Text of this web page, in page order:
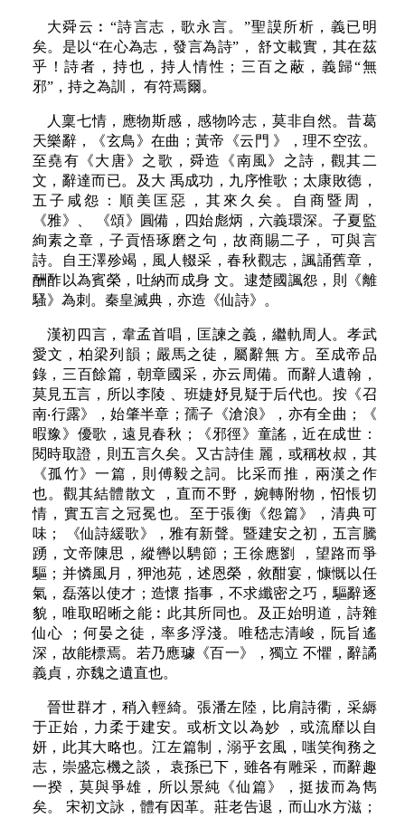
大舜云︰“詩言志，歌永言。”聖謨所析，義已明
矣。是以“在心為志，發言為詩”， 舒文載實，其在茲
乎！詩者，持也，持人情性；三百之蔽，義歸“無
邪”，持之為訓， 有符焉爾。
人稟七情，應物斯感，感物吟志，莫非自然。昔葛
天樂辭，《玄鳥》在曲；黃帝《云門 》，理不空弦。
至堯有《大唐》之歌，舜造《南風》之詩，觀其二
文，辭達而已。及大 禹成功，九序惟歌；太康敗德，
五子咸怨：順美匡惡，其來久矣。自商暨周，
《雅》、 《頌》圓備，四始彪炳，六義環深。子夏監
絢素之章，子貢悟琢磨之句，故商賜二子， 可與言
詩。自王澤殄竭，風人輟采，春秋觀志，諷誦舊章，
酬酢以為賓榮，吐納而成身 文。逮楚國諷怨，則《離
騷》為刺。秦皇滅典，亦造《仙詩》。
漢初四言，韋孟首唱，匡諫之義，繼軌周人。孝武
愛文，柏梁列韻；嚴馬之徒，屬辭無 方。至成帝品
錄，三百餘篇，朝章國采，亦云周備。而辭人遺翰，
莫見五言，所以李陵 、班婕妤見疑于后代也。按《召
南‧行露》，始肇半章；孺子《滄浪》，亦有全曲；《
暇豫》優歌，遠見春秋；《邪徑》童謠，近在成世：
閱時取證，則五言久矣。又古詩佳 麗，或稱枚叔，其
《孤竹》一篇，則傅毅之詞。比采而推，兩漢之作
也。觀其結體散文 ，直而不野，婉轉附物，怊悵切
情，實五言之冠冕也。至于張衡《怨篇》，清典可
味； 《仙詩緩歌》，雅有新聲。暨建安之初，五言騰
踴，文帝陳思，縱轡以騁節；王徐應劉 ，望路而爭
驅；并憐風月，狎池苑，述恩榮，敘酣宴，慷慨以任
氣，磊落以使才；造懷 指事，不求纖密之巧，驅辭逐
貌，唯取昭晰之能︰此其所同也。及正始明道，詩雜
仙心 ；何晏之徒，率多浮淺。唯嵇志清峻，阮旨遙
深，故能標焉。若乃應璩《百一》，獨立 不懼，辭譎
義貞，亦魏之遺直也。
晉世群才，稍入輕綺。張潘左陸，比肩詩衢，采縟
于正始，力柔于建安。或析文以為妙 ，或流靡以自
妍，此其大略也。江左篇制，溺乎玄風，嗤笑徇務之
志，崇盛忘機之談， 袁孫已下，雖各有雕采，而辭趣
一揆，莫與爭雄，所以景純《仙篇》，挺拔而為雋
矣。 宋初文詠，體有因革。莊老告退，而山水方滋；